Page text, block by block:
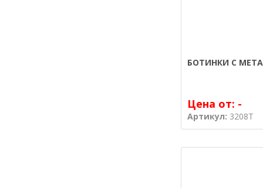
БОТИНКИ С
Цена от: -
Артикул: 3208T